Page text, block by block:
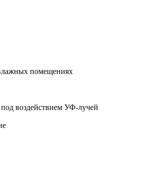
помещениях
воздействием УФ-лучей